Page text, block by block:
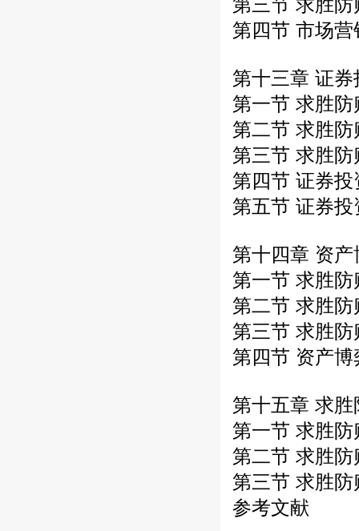
第三节 求胜
第四节 市场
第十三章 证
第一节 求胜
第二节 求胜
第三节 求胜
第四节 证券
第五节 证券
第十四章 资
第一节 求胜
第二节 求胜
第三节 求胜
第四节 资产
第十五章 求
第一节 求胜
第二节 求胜
第三节 求胜
参考文献